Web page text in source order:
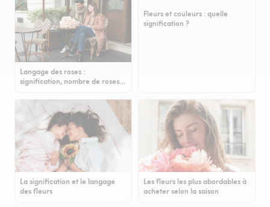
Langage des roses :
signification, nombre de roses…
Fleurs et couleurs : quelle
signification ?
La signification et le langage
des fleurs
Les fleurs les plus abordables à
acheter selon la saison